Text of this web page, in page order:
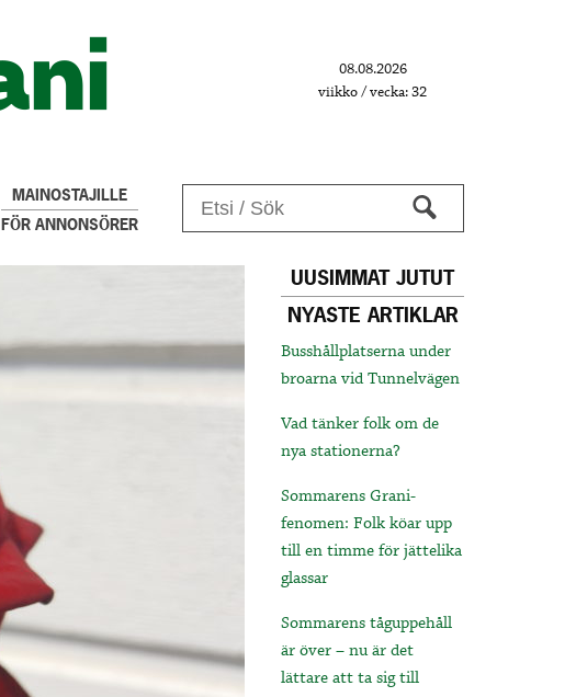
08.08.2026
viikko / vecka: 32
MAINOSTAJILLE
FÖR ANNONSÖRER
UUSIMMAT JUTUT
NYASTE ARTIKLAR
Busshållplatserna under
broarna vid Tunnelvägen
Vad tänker folk om de
nya stationerna?
Sommarens Grani-
fenomen: Folk köar upp
till en timme för jättelika
glassar
Sommarens tåguppehåll
är över – nu är det
lättare att ta sig till